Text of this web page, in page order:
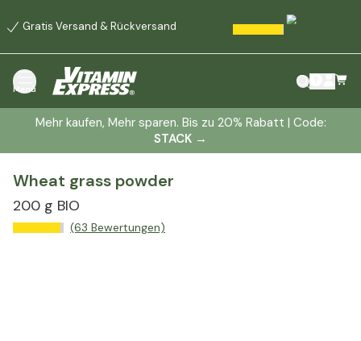
Gratis Versand & Rückversand
Menü
Mehr kaufen, Mehr sparen. Bis zu 20% Rabatt | Code:
STACK →
Wheat grass powder
200 g BIO
(63 Bewertungen)